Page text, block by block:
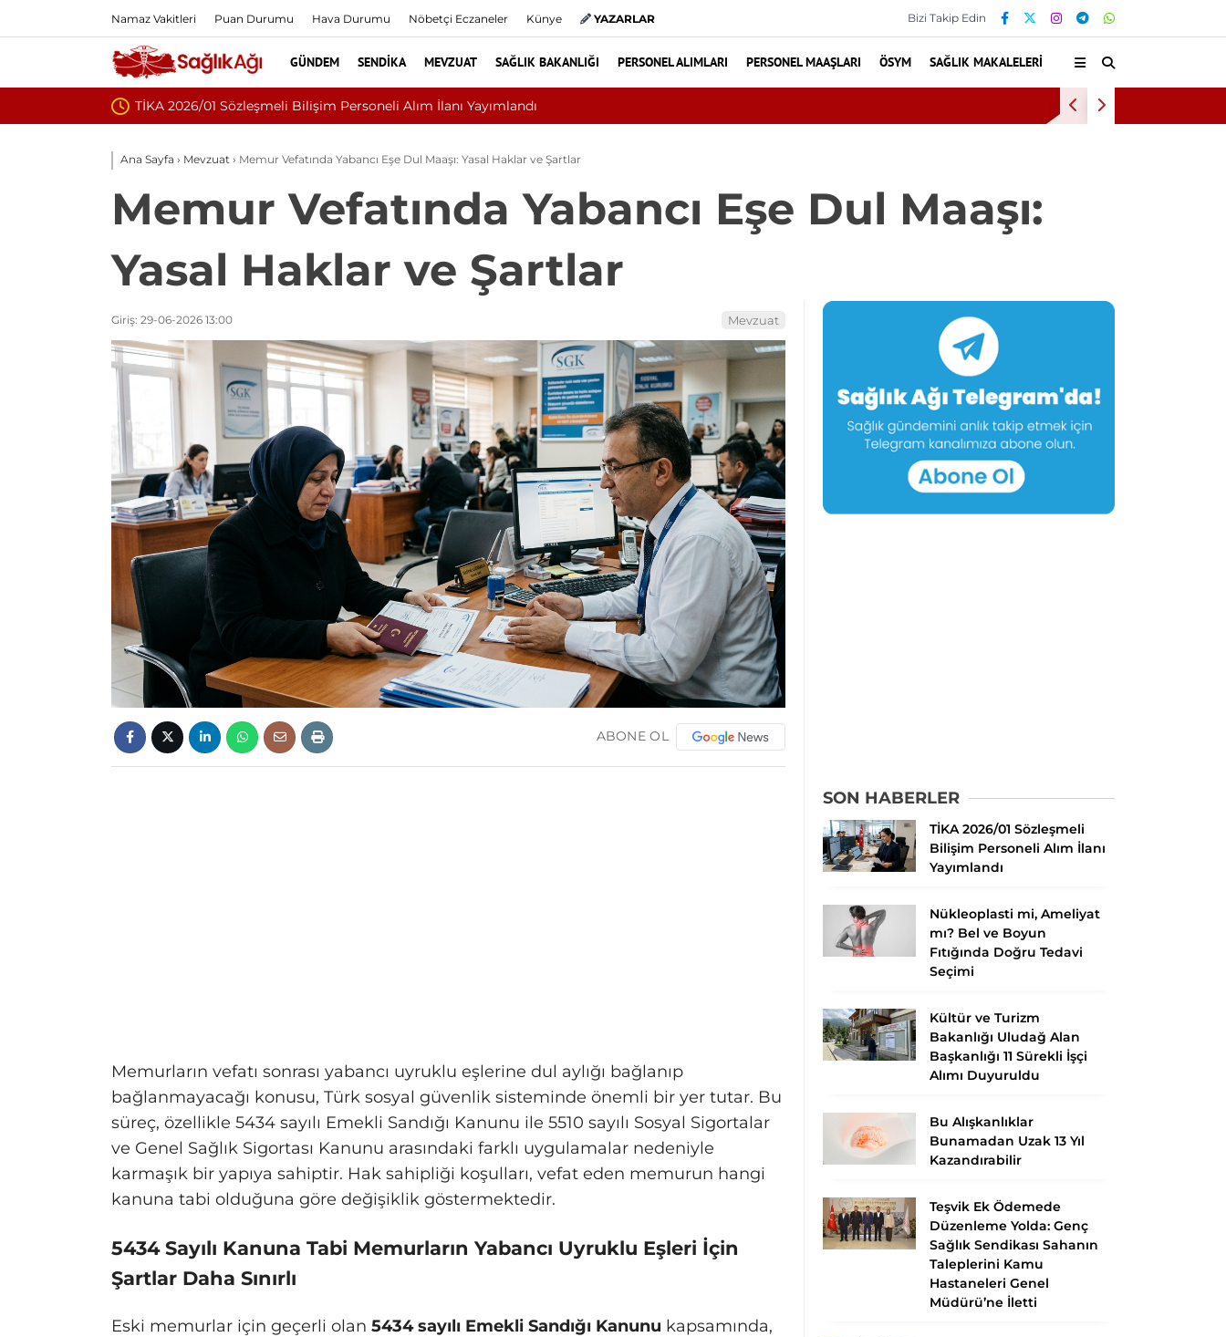
Namaz Vakitleri Puan Durumu Hava Durumu Nöbetçi Eczaneler Künye YAZARLAR Bizi Takip Edin
GÜNDEM SENDIKA MEVZUAT SAĞLIK BAKANLIĞI PERSONEL ALIMLARI PERSONEL MAAŞLARI ÖSYM SAĞLIK MAKALELERI
Nükleoplasti mi, Ameliyat mı? Bel ve Boyun Fıtığında Doğru Tedavi Seçimi Kültür ve Turizm
Ana Sayfa › Mevzuat › Memur Vefatında Yabancı Eşe Dul Maaşı: Yasal Haklar ve Şartlar
Memur Vefatında Yabancı Eşe Dul Maaşı:
Yasal Haklar ve Şartlar
Giriş: 29-06-2026 13:00 Mevzuat
ABONE OL
Memurların vefatı sonrası yabancı uyruklu eşlerine dul aylığı bağlanıp
bağlanmayacağı konusu, Türk sosyal güvenlik sisteminde önemli bir yer tutar. Bu
süreç, özellikle 5434 sayılı Emekli Sandığı Kanunu ile 5510 sayılı Sosyal Sigortalar
ve Genel Sağlık Sigortası Kanunu arasındaki farklı uygulamalar nedeniyle
karmaşık bir yapıya sahiptir. Hak sahipliği koşulları, vefat eden memurun hangi
kanuna tabi olduğuna göre değişiklik göstermektedir.
5434 Sayılı Kanuna Tabi Memurların Yabancı Uyruklu Eşleri İçin
Şartlar Daha Sınırlı
Eski memurlar için geçerli olan 5434 sayılı Emekli Sandığı Kanunu kapsamında,
SON HABERLER
TİKA 2026/01 Sözleşmeli
Bilişim Personeli Alım İlanı
Yayımlandı
Nükleoplasti mi, Ameliyat
mı? Bel ve Boyun
Fıtığında Doğru Tedavi
Seçimi
Kültür ve Turizm
Bakanlığı Uludağ Alan
Başkanlığı 11 Sürekli İşçi
Alımı Duyuruldu
Bu Alışkanlıklar
Bunamadan Uzak 13 Yıl
Kazandırabilir
Teşvik Ek Ödemede
Düzenleme Yolda: Genç
Sağlık Sendikası Sahanın
Taleplerini Kamu
Hastaneleri Genel
Müdürü’ne İletti